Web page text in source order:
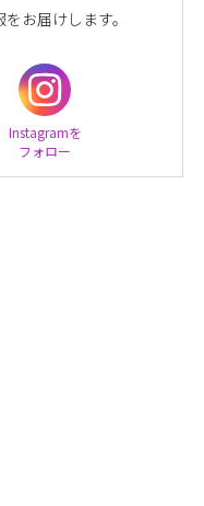
お届けします。
Instagramを
フォロー